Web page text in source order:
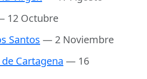
12 Octubre
Santos — 2 Noviembre
Cartagena — 16